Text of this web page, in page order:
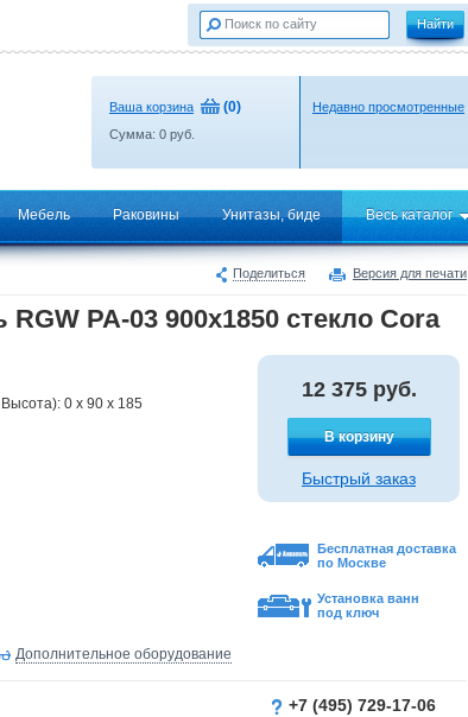
Ваша корзина (0)
Сумма: 0 руб.
Недавно просмотренные
Мебель Раковины Унитазы, биде Весь каталог
Поделиться Версия для печати
PA-03 900x1850 стекло Cora
0 x 90 x 185
12 375 руб.
В корзину
Быстрый заказ
Бесплатная доставка
по Москве
Установка ванн
под ключ
Дополнительное оборудование
+7 (495) 729-17-06